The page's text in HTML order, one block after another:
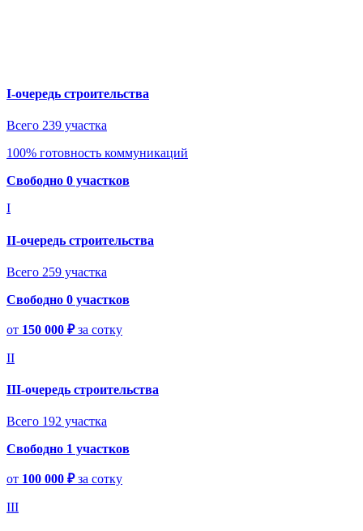
I-очередь строительства
Всего 239 участка
100% готовность коммуникаций
Свободно 0 участков
I
II-очередь строительства
Всего 259 участка
Свободно 0 участков
от 150 000 ₽за сотку
II
III-очередь строительства
Всего 192 участка
Свободно 1 участков
от 100 000 ₽за сотку
III